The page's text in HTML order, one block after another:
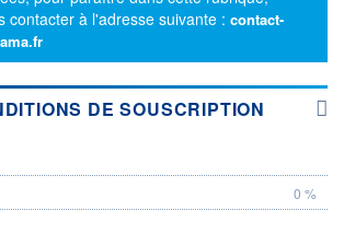
contacter à l'adresse suivante : contact-
DE SOUSCRIPTION
0 %